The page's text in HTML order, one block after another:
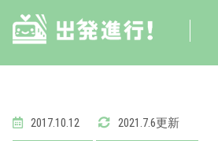
2017.10.12 2021.7.6更新